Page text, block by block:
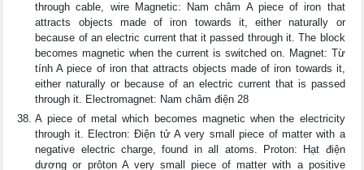
through cable, wire Magnetic: Nam châm A piece of iron that
attracts objects made of iron towards it, either naturally or
because of an electric current that it passed through it. The block
becomes magnetic when the current is switched on. Magnet: Từ
tính A piece of iron that attracts objects made of iron towards it,
either naturally or because of an electric current that is passed
through it. Electromagnet: Nam châm điện 28
A piece of metal which becomes magnetic when the electricity
through it. Electron: Điện tử A very small piece of matter with a
negative electric charge, found in all atoms. Proton: Hạt điện
dương or prôton A very small piece of matter with a positive